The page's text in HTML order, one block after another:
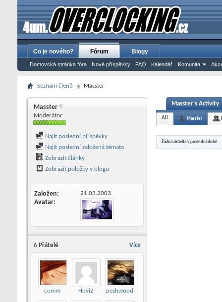
Co je nového? Fórum
Domovská stránka fóra Nové příspěvky FAQ Kalendář Komunita
Blogy
Seznam členů Masster
Masster
Moderátor
Najít poslední příspěvky
Najít poslední založená témata
Zobrazit články
Zobrazit položky v blogu
Založen 21.03.2003
Avatar
Více
6 Přátelé
comm Hovi2 peshwood
Masster's Activity
All Masster
Žádná aktivita v poslední době